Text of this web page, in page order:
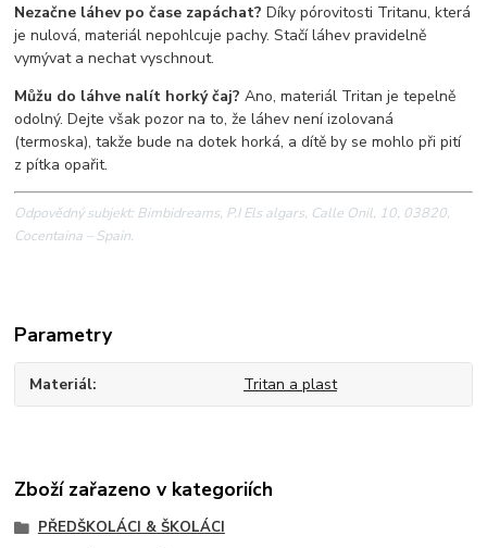
Nezačne láhev po čase zapáchat? Díky pórovitosti Tritanu, která
je nulová, materiál nepohlcuje pachy. Stačí láhev pravidelně
vymývat a nechat vyschnout.
Můžu do láhve nalít horký čaj? Ano, materiál Tritan je tepelně
odolný. Dejte však pozor na to, že láhev není izolovaná
(termoska), takže bude na dotek horká, a dítě by se mohlo při pití
z pítka opařit.
Odpovědný subjekt: Bimbidreams, P.I Els algars, Calle Onil, 10, 03820,
Cocentaina – Spain.
Parametry
Materiál Tritan a plast
Zboží zařazeno v kategoriích
PŘEDŠKOLÁCI & ŠKOLÁCI